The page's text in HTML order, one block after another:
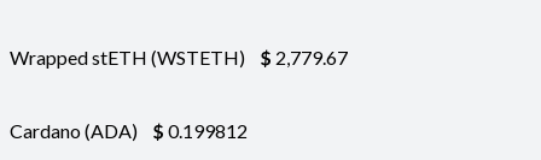
Wrapped stETH (WSTETH) $ 2,779.67
Cardano (ADA) $ 0.199812